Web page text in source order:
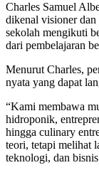
Charles Samuel
dikenal visioner
sekolah mengikuti
dari pembelajaran
Menurut Charles,
nyata yang dapat
“Kami membawa
hidroponik,
hingga culinary
teori, tetapi melihat
teknologi, dan